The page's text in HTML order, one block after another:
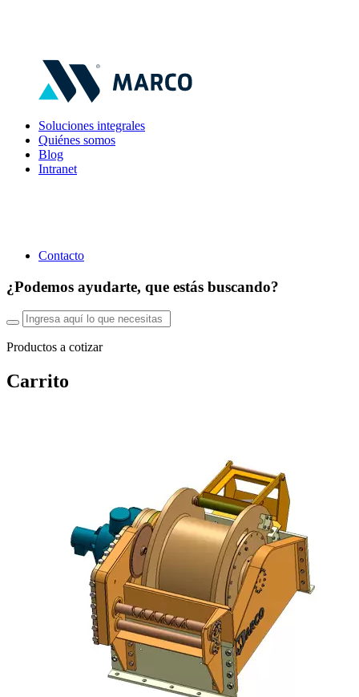
Soluciones integrales
Quiénes somos
Blog
Intranet
Contacto
¿Podemos ayudarte, que estás buscando?
Productos a cotizar
Carrito